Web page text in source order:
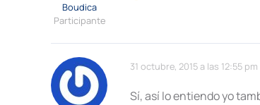
Boudica
Participante
31 octubre, 2015 a las 12:55 pm
Sí, así lo entiendo yo